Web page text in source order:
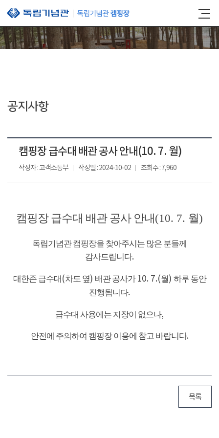
본문 바로가기
공지사항
캠핑장 급수대 배관 공사 안내(10. 7. 월)
작성자 : 고객소통부 작성일 : 2024-10-02 조회수 : 7,960
캠핑장 급수대 배관 공사 안내 (10. 7. 월)
독립기념관 캠핑장을 찾아주시는 많은 분들께
감사드립니다.
대한존 급수대 (차도 옆) 배관 공사가 10. 7.(월) 하루 동안
진행됩니다.
급수대 사용에는 지장이 없으나,
안전에 주의하여 캠핑장 이용에 참고 바랍니다.
목록